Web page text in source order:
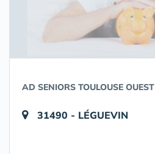
AD SENIORS TOULOUSE OUEST
31490 - LÉGUEVIN